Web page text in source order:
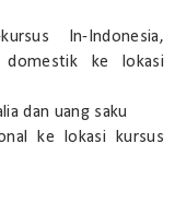
In-Indonesia,
domestik ke lokasi
dan uang saku
ke lokasi kursus